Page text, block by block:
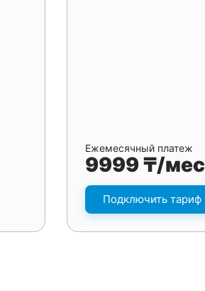
Ежемесячный платеж
9999 ₸/мес
Подключить тариф